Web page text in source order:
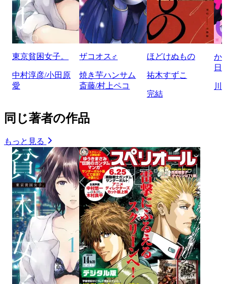
東京貧困女子。
中村淳彦/小田原
愛
ザコオス♂
焼き芋ハンサム
斎藤/村上ペコ
ほどけぬもの
祐木すずこ
完結
か
日
川
同じ著者の作品
もっと見る